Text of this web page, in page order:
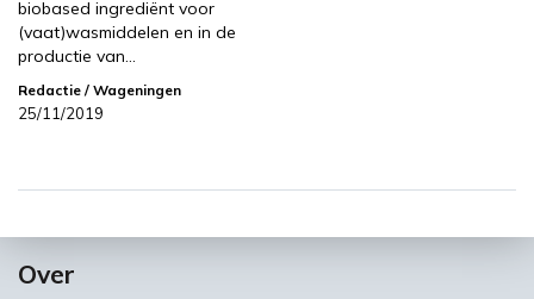
biobased ingrediënt voor
(vaat)wasmiddelen en in de
productie van…
Redactie / Wageningen
25/11/2019
Over